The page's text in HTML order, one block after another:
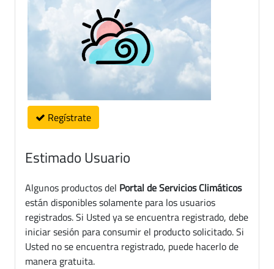
Regístrate
Estimado Usuario
Algunos productos del Portal de Servicios Climáticos
están disponibles solamente para los usuarios
registrados. Si Usted ya se encuentra registrado, debe
iniciar sesión para consumir el producto solicitado. Si
Usted no se encuentra registrado, puede hacerlo de
manera gratuita.